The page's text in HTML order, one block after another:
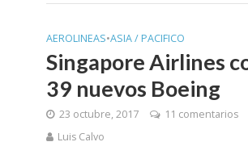
AEROLINEAS•ASIA / PACIFICO
Singapore Airlines
39 nuevos Boeing
23 octubre, 2017
11 comentarios
Luis Calvo